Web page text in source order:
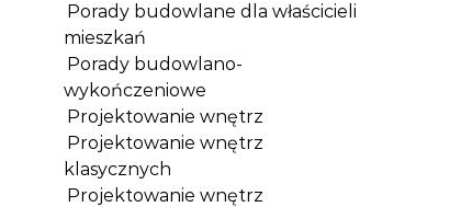
Porady budowlane dla właścicieli
mieszkań
Porady budowlano-
wykończeniowe
Projektowanie wnętrz
Projektowanie wnętrz
klasycznych
Projektowanie wnętrz